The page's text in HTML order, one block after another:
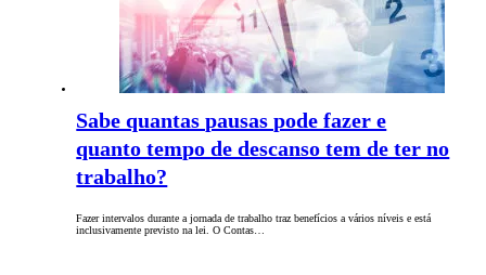
Sabe quantas pausas pode fazer e
quanto tempo de descanso tem de ter no
trabalho?
Fazer intervalos durante a jornada de trabalho traz benefícios a vários níveis e está
inclusivamente previsto na lei. O Contas…